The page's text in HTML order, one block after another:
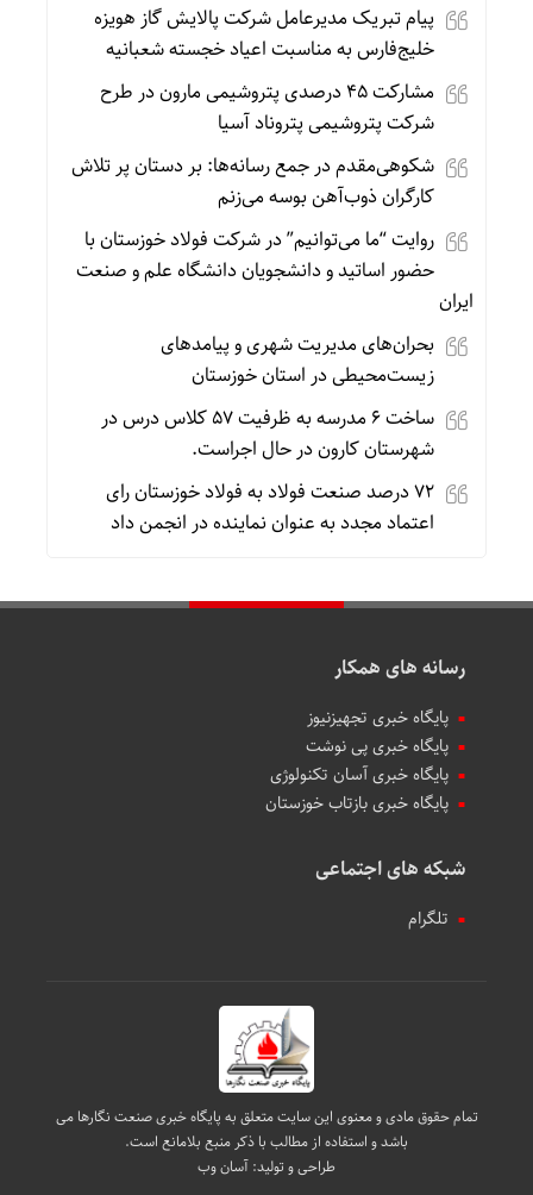
پیام تبریک مدیرعامل شرکت پالایش گاز هویزه
خلیج‌فارس به مناسبت اعیاد خجسته شعبانیه
مشارکت ۴۵ درصدی پتروشیمی مارون در طرح
شرکت پتروشیمی پتروناد آسیا
شکوهی‌مقدم در جمع رسانه‌ها: بر دستان پر تلاش
کارگران ذوب‌آهن بوسه می‌زنم
روایت “ما می‌توانیم” در شرکت فولاد خوزستان با
حضور اساتید و دانشجویان دانشگاه علم و صنعت
ایران
بحران‌های مدیریت شهری و پیامدهای
زیست‌محیطی در استان خوزستان
ساخت ۶ مدرسه به ظرفیت ۵۷ کلاس درس در
شهرستان کارون در حال اجراست.
۷۲ درصد صنعت فولاد به فولاد خوزستان رای
اعتماد مجدد به عنوان نماینده در انجمن داد
رسانه های همکار
پایگاه خبری تجهیزنیوز
پایگاه خبری پی نوشت
پایگاه خبری آسان تکنولوژی
پایگاه خبری بازتاب خوزستان
شبکه های اجتماعی
تلگرام
تمام حقوق مادی و معنوی این سایت متعلق به پایگاه خبری صنعت نگارها می
باشد و استفاده از مطالب با ذکر منبع بلامانع است.
طراحی و تولید:آسان وب